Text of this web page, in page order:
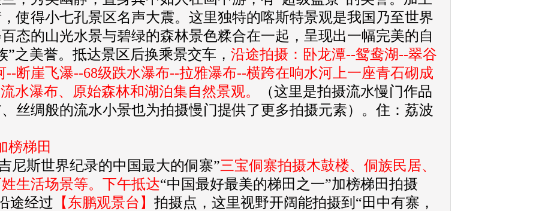
使得小七孔景区名声大震。这里独特的喀斯特景观是我国乃至世界
态的山光水景与碧绿的森林景色糅合在一起，呈现出一幅完美的自
”之美誉。抵达景区后换乘景交车， 沿途拍摄：卧龙潭--鸳鸯湖--翠谷
断崖飞瀑--68级跌水瀑布--拉雅瀑布--横跨在响水河上一座青石砌成
水瀑布、原始森林和湖泊集自然景观。
（这里是拍摄流水慢门作品
丝绸般的流水小景也为拍摄慢门提供了更多拍摄元素）。住：荔波
榜梯田
尼斯世界纪录的中国最大的侗寨”三宝侗寨拍摄木鼓楼、侗族民居、
生活场景等。下午抵达“中国最好最美的梯田之一”加榜梯田拍摄
途经过 【东鹏观景台】 拍摄点，这里视野开阔能拍摄到“田中有寨，